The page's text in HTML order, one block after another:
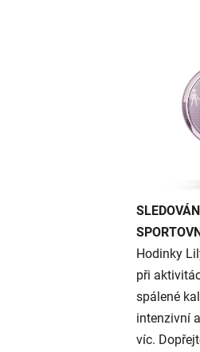
Hodinky
při
spálené
intenzivní
víc.